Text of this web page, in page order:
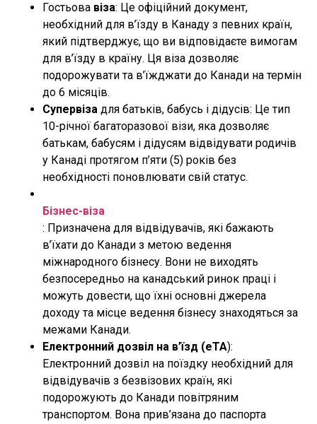
Гостьова віза: Це офіційний документ,
необхідний для в’їзду в Канаду з певних країн,
який підтверджує, що ви відповідаєте вимогам
для в’їзду в країну. Ця віза дозволяє
подорожувати та в’їжджати до Канади на термін
до 6 місяців.
Супервіза для батьків, бабусь і дідусів: Це тип
10-річної багаторазової візи, яка дозволяє
батькам, бабусям і дідусям відвідувати родичів
у Канаді протягом п’яти (5) років без
необхідності поновлювати свій статус.
Бізнес-віза
: Призначена для відвідувачів, які бажають
в’їхати до Канади з метою ведення
міжнародного бізнесу. Вони не виходять
безпосередньо на канадський ринок праці і
можуть довести, що їхні основні джерела
доходу та місце ведення бізнесу знаходяться за
межами Канади.
Електронний дозвіл на в’їзд (eTA):
Електронний дозвіл на поїздку необхідний для
відвідувачів з безвізових країн, які
подорожують до Канади повітряним
транспортом. Вона прив’язана до паспорта